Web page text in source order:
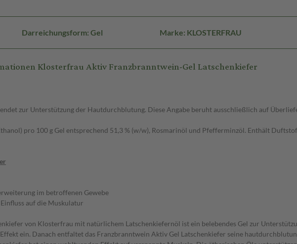
Darreichungsform: Gel Marke: KLOSTERFRAU
Klosterfrau Aktiv Franzbranntwein-Gel Latschenkiefer
zur Unterstützung der Hautdurchblutung. Diese Angabe beruht ausschließlich auf
pro 100 g Gel entsprechend 51,3 % (w/w), Rosmarinöl und Pfefferminzöl. Enthält
im betroffenen Gewebe
auf die Muskulatur
von Klosterfrau mit natürlichem Latschenkiefernöl ist ein belebendes Gel zur
ein. Danach entfaltet das Franzbranntwein Aktiv Gel Latschenkiefer seine